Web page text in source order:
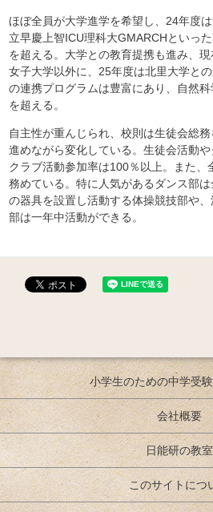
ほぼ全員が大学進学を希望し、24年度
立早慶上智ICU理科大GMARCHといっ
を超える。大学との教育提携も進み、
女子大学以外に、25年度は北里大学と
の連携プログラムは豊富にあり、自然
を超える。
自主性が重んじられ、校則は生徒会総
進めながら変化している。生徒会活動
クラブ活動参加率は100％以上。また、
務めている。特に人気があるダンス部
の器具を設置し活動する体操競技部や
部は一年中活動ができる。
小学生のための中学受
会社概要
日能研の教室
このサイトにつ